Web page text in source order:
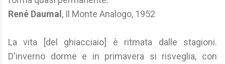
René Daumal , Il Monte Analogo, 1952
La vita [del ghiacciaio] è ritmata dalle stagioni.
D'inverno dorme e in primavera si risveglia, con